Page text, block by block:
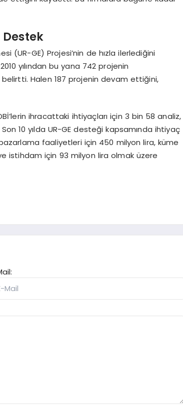
Destek
(UR-GE) Projesi’nin de hızla ilerlediğini
yılından bu yana 742 projenin
Halen 187 projenin devam ettiğini,
ihracattaki ihtiyaçları için 3 bin 58 analiz,
10 yılda UR-GE desteği kapsamında ihtiyaç
faaliyetleri için 450 milyon lira, küme
istihdam için 93 milyon lira olmak üzere